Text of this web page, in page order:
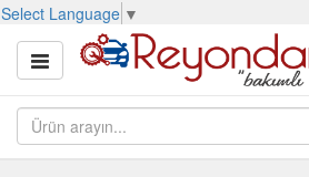
Select Language ▼